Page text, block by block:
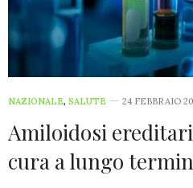
NAZIONALE, SALUTE 24 FEBBRAIO
Amiloidosi
cura a lungo